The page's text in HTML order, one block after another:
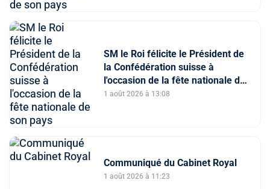
SM le Roi félicite le Président de
la Confédération suisse à
l'occasion de la fête nationale de
son pays
1 août 2026 à 13:08
Communiqué du Cabinet Royal
1 août 2026 à 11:23